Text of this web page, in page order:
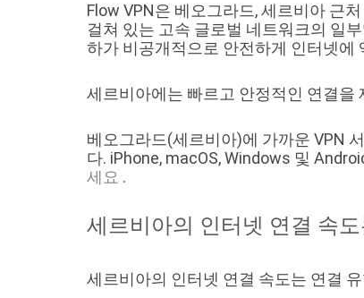
Flow VPN은 베오그라드, 세르비아 근
걸쳐 있는 고속 글로벌 네트워크의 일
하가 비공개적으로 안전하게 인터넷에
세르비아에는 빠르고 안정적인 연결을
베오그라드(세르비아)에 가까운 VPN
다. iPhone, macOS, Windows 및
세요 .
세르비아의 인터넷 연결 속
세르비아의 인터넷 연결 속도는 연결